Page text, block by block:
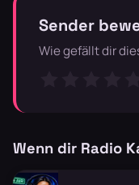
Sender
Wie gefällt dir
Wenn dir Radio